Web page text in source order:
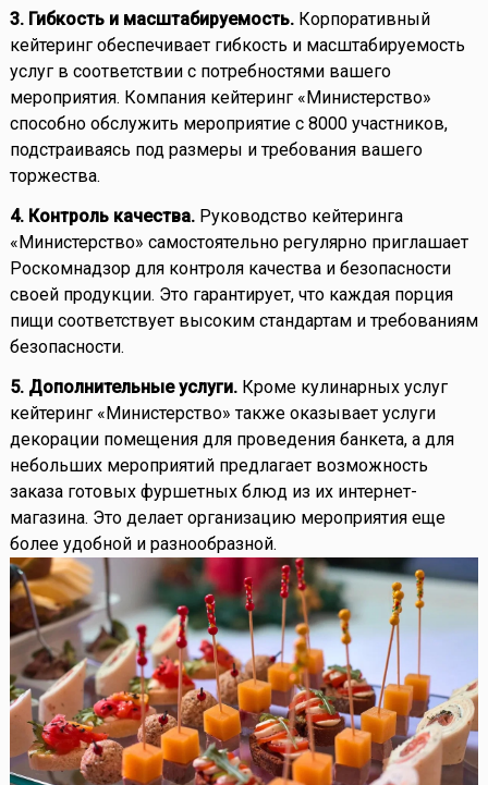
3. Гибкость и масштабируемость.Корпоративный
кейтеринг обеспечивает гибкость и масштабируемость
услуг в соответствии с потребностями вашего
мероприятия. Компания кейтеринг «Министерство»
способно обслужить мероприятие с 8000 участников,
подстраиваясь под размеры и требования вашего
торжества.
4. Контроль качества.Руководство кейтеринга
«Министерство» самостоятельно регулярно приглашает
Роскомнадзор для контроля качества и безопасности
своей продукции. Это гарантирует, что каждая порция
пищи соответствует высоким стандартам и требованиям
безопасности.
5. Дополнительные услуги. Кроме кулинарных услуг
кейтеринг «Министерство» также оказывает услуги
декорации помещения для проведения банкета, а для
небольших мероприятий предлагает возможность
заказа готовых фуршетных блюд из их интернет-
магазина. Это делает организацию мероприятия еще
более удобной и разнообразной.